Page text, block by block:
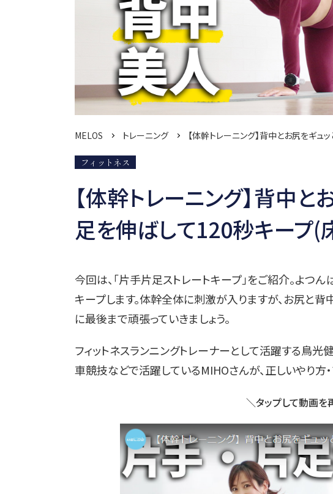
MELOS トレーニング 【体幹トレーニング】背中とお尻をギュ
フィットネス
【体幹トレーニング】背中と
足を伸ばして120秒キープ(
今回は、「片手片足ストレートキープ」をご紹介。よつ
キープします。体幹全体に刺激が入りますが、お尻と背
に最後まで頑張っていきましょう。
フィットネスランニングトレーナーとして活躍する鳥光
車競技などで活躍しているMIHOさんが、正しいやり方
＼タップして動画を